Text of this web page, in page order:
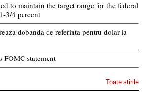
to maintain the target range for the federal
3/4 percent
dobanda de referinta pentru dolar la
FOMC statement
Toate stirile